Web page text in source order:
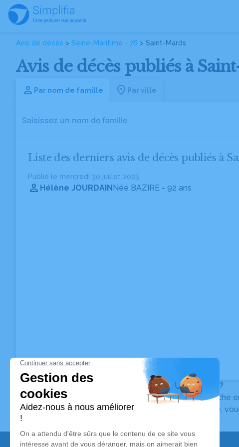
Avis de décès > Seine-Maritime - 76 > Saint-Mards
Avis de décès publiés à
Par nom de famille Par ville
Liste des derniers avis de décès publiés à
Publié le mercredi 30 juillet 2025
Hélène JOURDAINNée BAZIRE - 92 ans
Vous ne trouvez pas l’avis de décès recherché ?
Pour affiner votre recherche, utilisez la barre de
Pour toute question relative au fonctionnement du site,